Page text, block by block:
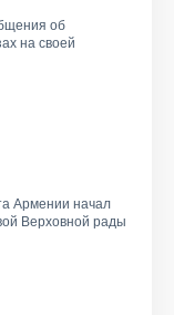
об
на своей
Армении начал
Верховной рады